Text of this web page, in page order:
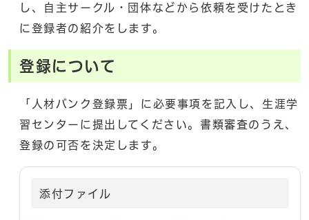
し、自主サークル・団体などから依頼を受けたとき
に登録者の紹介をします。
登録について
「人材バンク登録票」に必要事項を記入し、生涯学
習センターに提出してください。書類審査のうえ、
登録の可否を決定します。
添付ファイル